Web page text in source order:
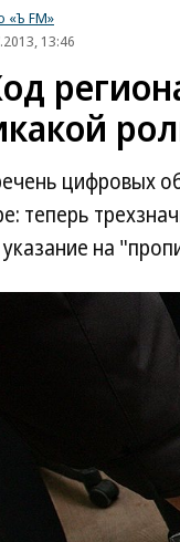
«Ъ FM»
13:46
цифровых
теперь
на